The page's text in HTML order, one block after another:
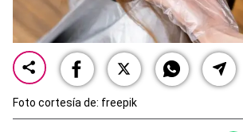
Foto cortesía de: freepik